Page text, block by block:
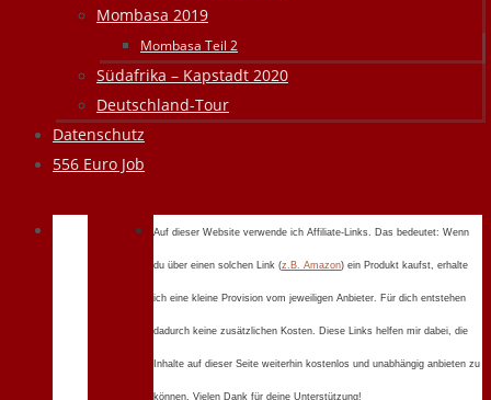
Mombasa 2019
Mombasa Teil 2
Südafrika – Kapstadt 2020
Deutschland-Tour
Datenschutz
556 Euro Job
Auf dieser Website verwende ich Affiliate-Links. Das bedeutet: Wenn
du über einen solchen Link (z.B. Amazon) ein Produkt kaufst, erhalte
ich eine kleine Provision vom jeweiligen Anbieter. Für dich entstehen
dadurch keine zusätzlichen Kosten. Diese Links helfen mir dabei, die
Inhalte auf dieser Seite weiterhin kostenlos und unabhängig anbieten zu
können. Vielen Dank für deine Unterstützung!